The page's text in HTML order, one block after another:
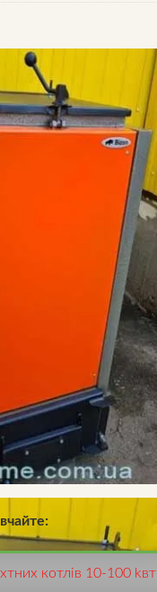
котлів 10-100 kвт